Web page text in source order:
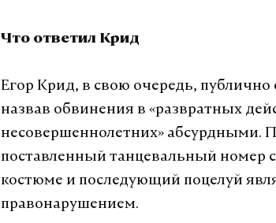
Что ответил Крид
Егор Крид, в свою очередь,
назвав обвинения в «развратных
несовершеннолетних» абсурдными.
поставленный танцевальный номер
костюме и последующий поцелуй
правонарушением.